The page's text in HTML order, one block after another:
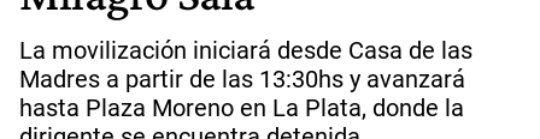
La movilización iniciará desde Casa de las
Madres a partir de las 13:30hs y avanzará
hasta Plaza Moreno en La Plata, donde la